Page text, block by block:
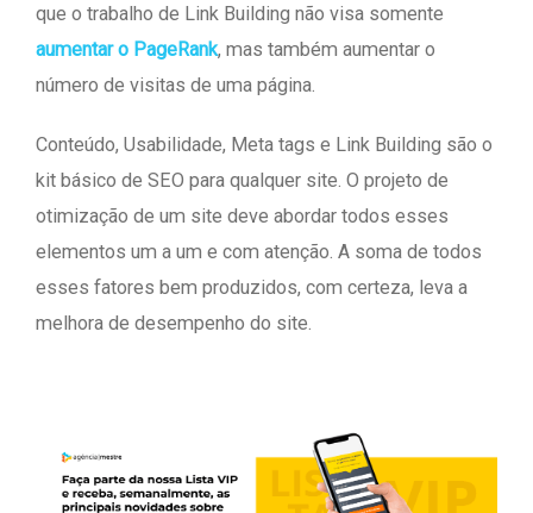
que o trabalho de Link Building não visa somente
aumentar o PageRank, mas também aumentar o
número de visitas de uma página.
Conteúdo, Usabilidade, Meta tags e Link Building são o
kit básico de SEO para qualquer site. O projeto de
otimização de um site deve abordar todos esses
elementos um a um e com atenção. A soma de todos
esses fatores bem produzidos, com certeza, leva a
melhora de desempenho do site.